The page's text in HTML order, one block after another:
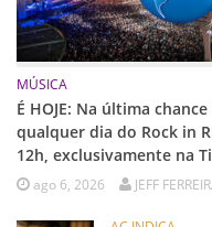
MÚSICA
É HOJE: Na última
qualquer dia do Rock in
12h, exclusivamente na
ago 6, 2026 JEFF